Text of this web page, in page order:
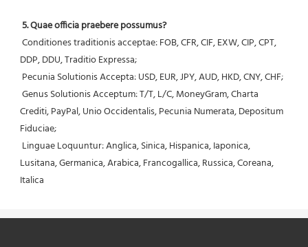
5. Quae officia praebere possumus?
DDP, DDU, Traditio Expressa;
Pecunia Solutionis Accepta: USD, EUR, JPY, AUD, HKD, CNY, CHF;
Crediti, PayPal, Unio Occidentalis, Pecunia Numerata, Depositum
Fiduciae;
Lusitana, Germanica, Arabica, Francogallica, Russica, Coreana,
Italica